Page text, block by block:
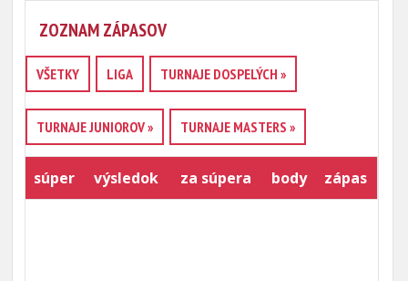
ZOZNAM ZÁPASOV
VŠETKY LIGA TURNAJE DOSPELÝCH »
TURNAJE JUNIOROV » TURNAJE MASTERS »
súper výsledok za súpera body zápas